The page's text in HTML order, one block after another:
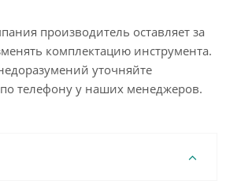
производитель оставляет за
комплектацию инструмента.
уточняйте
телефону у наших менеджеров.